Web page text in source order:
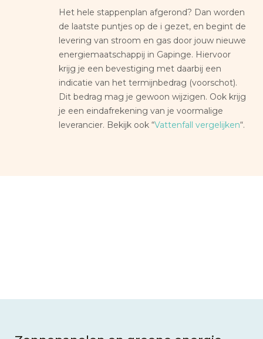
Het hele stappenplan afgerond? Dan worden
de laatste puntjes op de i gezet, en begint de
levering van stroom en gas door jouw nieuwe
energiemaatschappij in Gapinge. Hiervoor
krijg je een bevestiging met daarbij een
indicatie van het termijnbedrag (voorschot).
Dit bedrag mag je gewoon wijzigen. Ook krijg
je een eindafrekening van je voormalige
leverancier. Bekijk ook “Vattenfall vergelijken“.